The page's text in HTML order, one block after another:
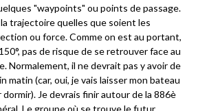
"waypoints" ou points de passage.
trajectoire quelles que soient les
ou force. Comme on est au portant,
pas de risque de se retrouver face au
Normalement, il ne devrait pas y avoir de
matin (car, oui, je vais laisser mon bateau
Je devrais finir autour de la 886è
Le groupe où se trouve le futur